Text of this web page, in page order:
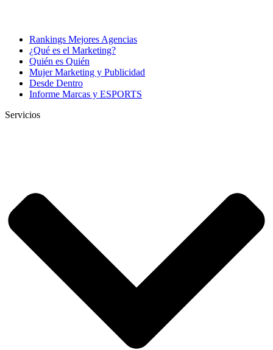
Rankings Mejores Agencias
¿Qué es el Marketing?
Quién es Quién
Mujer Marketing y Publicidad
Desde Dentro
Informe Marcas y ESPORTS
Servicios